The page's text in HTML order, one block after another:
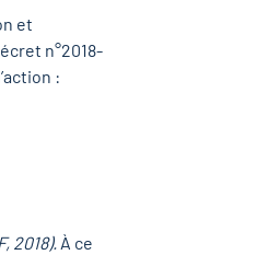
et
n°2018-
:
2018). À ce